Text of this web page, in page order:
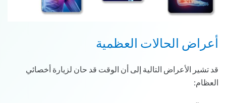
أعراض الحالات العظمية
قد تشير الأعراض التالية إلى أن الوقت قد حان لزيارة أخصائي
العظام: